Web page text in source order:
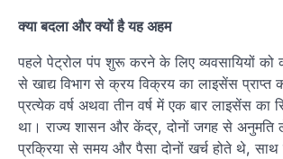
क्या बदला और क्यों है यह अहम
पहले पेट्रोल पंप शुरू करने के लिए व्यवसायियों को
से खाद्य विभाग से क्रय विक्रय का लाइसेंस प्राप्त
प्रत्येक वर्ष अथवा तीन वर्ष में एक बार लाइसेंस का
था। राज्य शासन और केंद्र, दोनों जगह से अनुमति
प्रक्रिया से समय और पैसा दोनों खर्च होते थे, साथ